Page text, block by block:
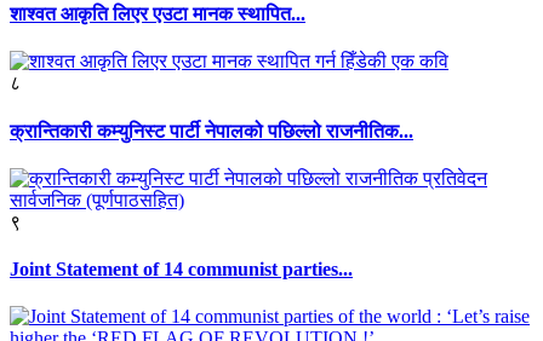
शाश्वत आकृति लिएर एउटा मानक स्थापित...
८
क्रान्तिकारी कम्युनिस्ट पार्टी नेपालको पछिल्लो राजनीतिक...
९
Joint Statement of 14 communist parties...